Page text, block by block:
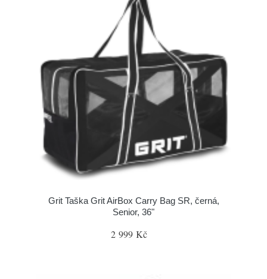
Grit Taška Grit AirBox Carry Bag SR, černá,
Senior, 36"
2 999 Kč